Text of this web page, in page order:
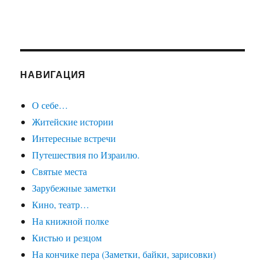
НАВИГАЦИЯ
О себе…
Житейские истории
Интересные встречи
Путешествия по Израилю.
Святые места
Зарубежные заметки
Кино, театр…
На книжной полке
Кистью и резцом
На кончике пера (Заметки, байки, зарисовки)